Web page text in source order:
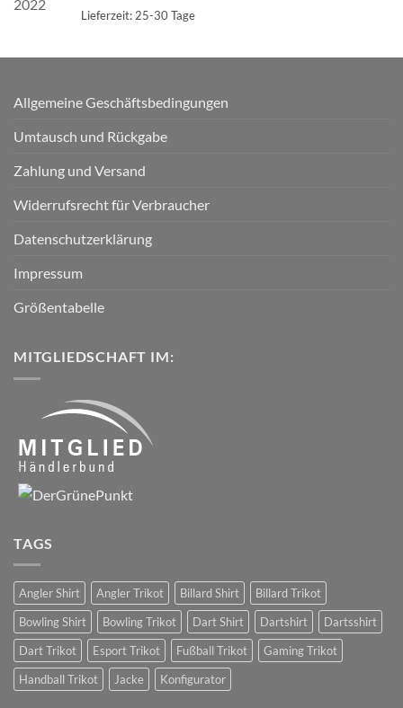
Lieferzeit: 25-30 Tage
Allgemeine Geschäftsbedingungen
Umtausch und Rückgabe
Zahlung und Versand
Widerrufsrecht für Verbraucher
Datenschutzerklärung
Impressum
Größentabelle
MITGLIEDSCHAFT IM:
TAGS
Angler Shirt Angler Trikot Billard Shirt
Billard Trikot
Bowling Shirt
Bowling Trikot Dart Shirt Dartshirt
Dartsshirt
Dart Trikot
Esport Trikot Fußball Trikot
Gaming Trikot
Handball Trikot
Jacke Konfigurator